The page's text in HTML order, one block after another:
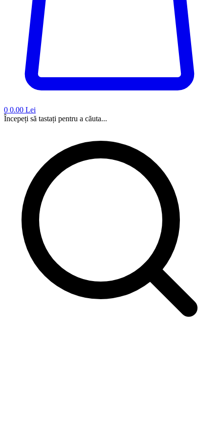
0 0.00 Lei
Începeți să tastați pentru a căuta...